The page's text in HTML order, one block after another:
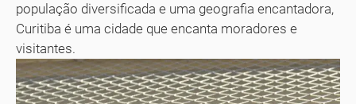
população diversificada e uma geografia encantadora,
Curitiba é uma cidade que encanta moradores e
visitantes.